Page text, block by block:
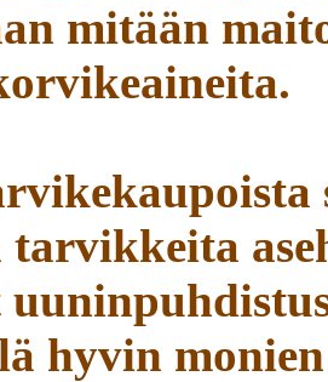
mitään
hyvin